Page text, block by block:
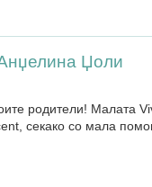
Џоли
родители! Малата
секако со мала